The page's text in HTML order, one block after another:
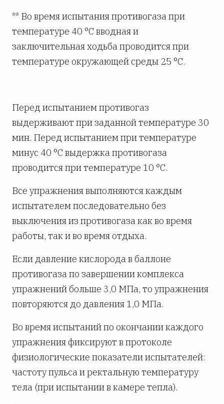
** Во время испытания противогаза при
температуре 40 °С вводная и
заключительная ходьба проводится при
температуре окружающей среды 25 °С.
Перед испытанием противогаз
выдерживают при заданной температуре 30
мин. Перед испытанием при температуре
минус 40 °С выдержка противогаза
проводится при температуре 10 °С.
Все упражнения выполняются каждым
испытателем последовательно без
выключения из противогаза как во время
работы, так и во время отдыха.
Если давление кислорода в баллоне
противогаза по завершении комплекса
упражнений больше 3,0 МПа, то упражнения
повторяются до давления 1,0 МПа.
Во время испытаний по окончании каждого
упражнения фиксируют в протоколе
физиологические показатели испытателей:
частоту пульса и ректальную температуру
тела (при испытании в камере тепла).